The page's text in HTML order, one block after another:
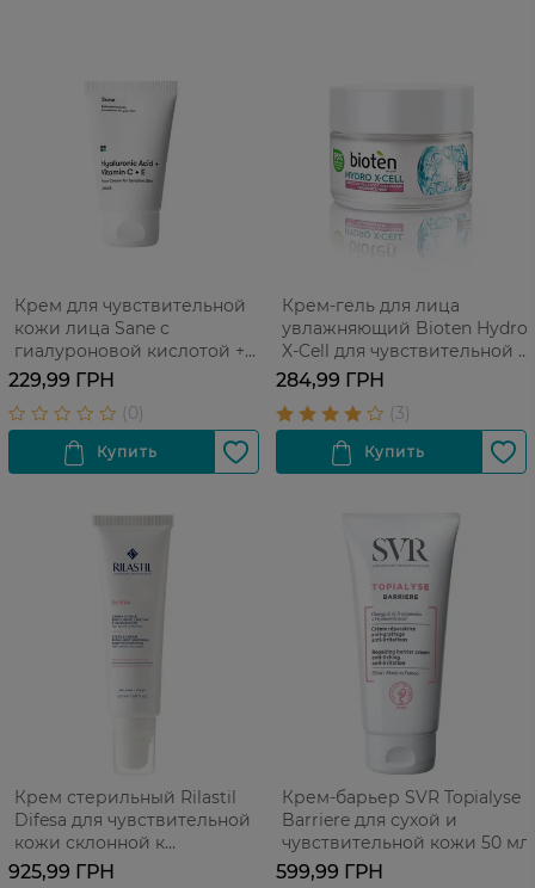
Крем для чувствительной
кожи лица Sane с
гиалуроновой кислотой +
витамин С+Е 40 мл
229,99 ГРН
Крем-гель для лица
увлажняющий Bioten Hydro
X-Cell для чувствительной и
сухой кожи 50 мл
284,99 ГРН
Крем стерильный Rilastil
Difesa для чувствительной
кожи склонной к
раздражениям 50 мл
925,99 ГРН
Крем-барьер SVR Topialyse
Barriere для сухой и
чувствительной кожи 50 мл
599,99 ГРН